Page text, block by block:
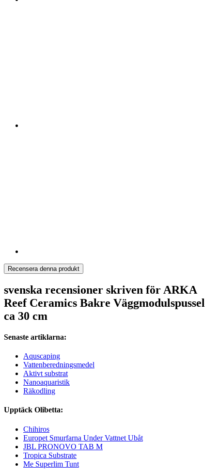
Recensera denna produkt
svenska recensioner skriven för ARKA
Reef Ceramics Bakre Väggmodulspussel
ca 30 cm
Senaste artiklarna:
Aquscaping
Vattenberedningsmedel
Aktivt substrat
Nanoaquaristik
Räkodling
Upptäck Olibetta:
Chihiros
Europet Smurfarna Under Vattnet Ubåt
JBL PRONOVO TAB M
Tropica Substrate
Me Superlim Tunt